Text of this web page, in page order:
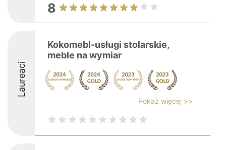
8
Laureaci
Kokomebl-usługi stolarskie,
meble na wymiar
Pokaż więcej >>